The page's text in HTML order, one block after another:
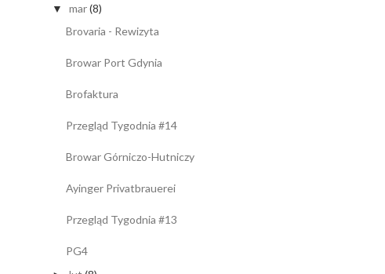
▼ mar(8)
Brovaria - Rewizyta
Browar Port Gdynia
Brofaktura
Przegląd Tygodnia #14
Browar Górniczo-Hutniczy
Ayinger Privatbrauerei
Przegląd Tygodnia #13
PG4